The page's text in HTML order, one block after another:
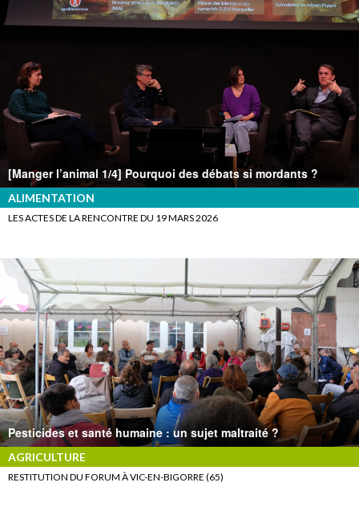
[Manger l’animal 1/4] Pourquoi des débats si mordants ?
ALIMENTATION
LES ACTES DE LA RENCONTRE DU 19 MARS 2026
Pesticides et santé humaine : un sujet maltraité ?
AGRICULTURE
RESTITUTION DU FORUM À VIC-EN-BIGORRE (65)